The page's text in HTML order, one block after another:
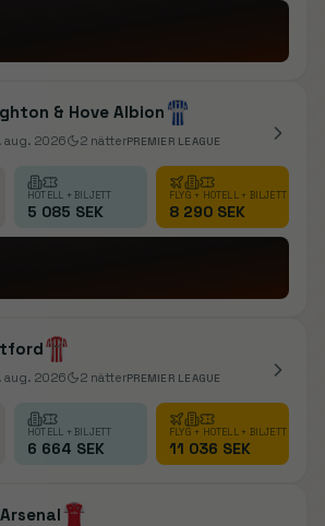
& Hove Albion
aug. 2026 2 nätterPREMIER LEAGUE
HOTELL + BILJETT
5 085 SEK
FLYG + HOTELL + BILJETT
8 290 SEK
aug. 2026 2 nätterPREMIER LEAGUE
HOTELL + BILJETT
6 664 SEK
FLYG + HOTELL + BILJETT
11 036 SEK
Arsenal